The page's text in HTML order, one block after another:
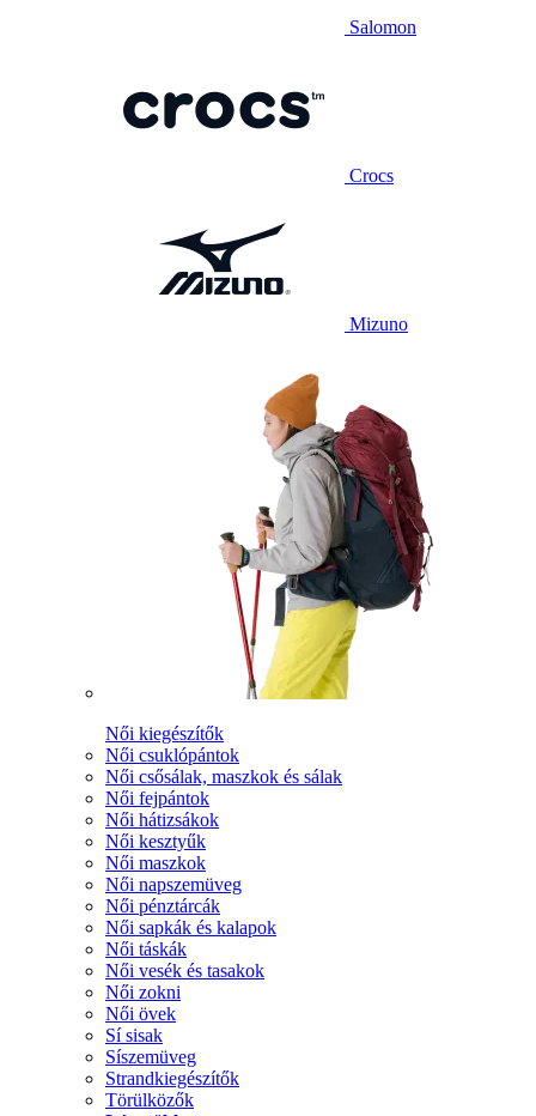
Salomon
Crocs
Mizuno
Női kiegészítők
Női csuklópántok
Női csősálak, maszkok és sálak
Női fejpántok
Női hátizsákok
Női kesztyűk
Női maszkok
Női napszemüveg
Női pénztárcák
Női sapkák és kalapok
Női táskák
Női vesék és tasakok
Női zokni
Női övek
Sí sisak
Síszemüveg
Strandkiegészítők
Törülközők